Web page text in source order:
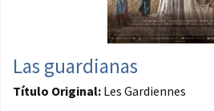
Las guardianas
Título Original: Les Gardiennes